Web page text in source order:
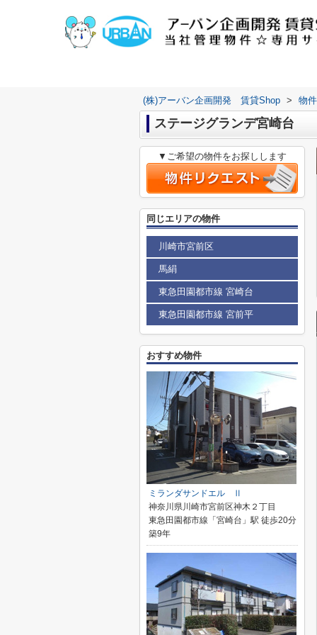
(株)アーバン企画開発 賃貸Shop > 物
ステージグランデ宮崎台
▼ご希望の物件をお探しします
同じエリアの物件
川崎市宮前区
馬絹
東急田園都市線 宮崎台
東急田園都市線 宮前平
おすすめ物件
ミランダサンドエル Ⅱ
神奈川県川崎市宮前区神木２丁目
東急田園都市線「宮崎台」駅 徒歩20分
築9年